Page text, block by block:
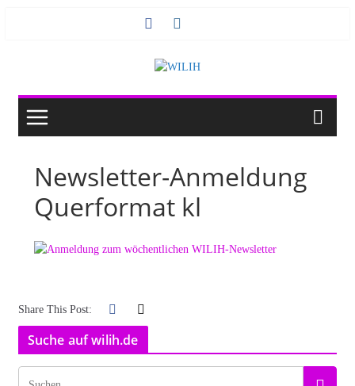
Newsletter-Anmeldung
Querformat kl
Share This Post:
Suche auf wilih.de